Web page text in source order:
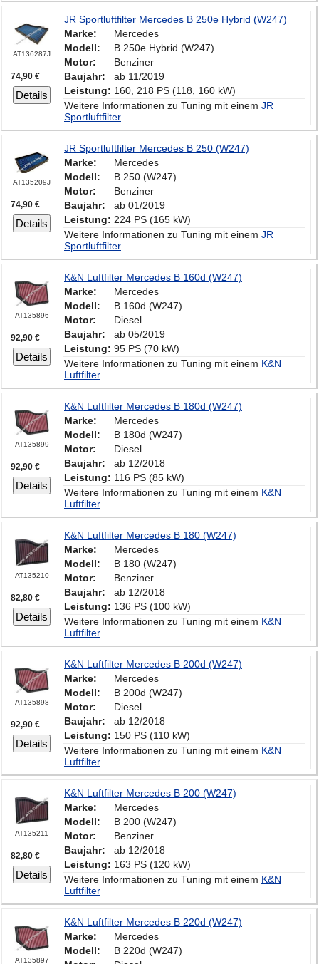
AT136287J
74,90 €
Details
JR Sportluftfilter Mercedes B 250e Hybrid (W247)
Marke:
Mercedes
Modell:
B 250e Hybrid (W247)
Motor:
Benziner
Baujahr:
ab 11/2019
Leistung: 160, 218 PS (118, 160 kW)
Weitere Informationen zu Tuning mit einem JR
Sportluftfilter
AT135209J
74,90 €
Details
JR Sportluftfilter Mercedes B 250 (W247)
Marke:
Mercedes
Modell:
B 250 (W247)
Motor:
Benziner
Baujahr:
ab 01/2019
Leistung: 224 PS (165 kW)
Weitere Informationen zu Tuning mit einem JR
Sportluftfilter
AT135896
92,90 €
Details
K&N Luftfilter Mercedes B 160d (W247)
Marke:
Mercedes
Modell:
B 160d (W247)
Motor:
Diesel
Baujahr:
ab 05/2019
Leistung: 95 PS (70 kW)
Weitere Informationen zu Tuning mit einem K&N
Luftfilter
AT135899
92,90 €
Details
K&N Luftfilter Mercedes B 180d (W247)
Marke:
Mercedes
Modell:
B 180d (W247)
Motor:
Diesel
Baujahr:
ab 12/2018
Leistung: 116 PS (85 kW)
Weitere Informationen zu Tuning mit einem K&N
Luftfilter
AT135210
82,80 €
Details
K&N Luftfilter Mercedes B 180 (W247)
Marke:
Mercedes
Modell:
B 180 (W247)
Motor:
Benziner
Baujahr:
ab 12/2018
Leistung: 136 PS (100 kW)
Weitere Informationen zu Tuning mit einem K&N
Luftfilter
AT135898
92,90 €
Details
K&N Luftfilter Mercedes B 200d (W247)
Marke:
Mercedes
Modell:
B 200d (W247)
Motor:
Diesel
Baujahr:
ab 12/2018
Leistung: 150 PS (110 kW)
Weitere Informationen zu Tuning mit einem K&N
Luftfilter
AT135211
82,80 €
Details
K&N Luftfilter Mercedes B 200 (W247)
Marke:
Mercedes
Modell:
B 200 (W247)
Motor:
Benziner
Baujahr:
ab 12/2018
Leistung: 163 PS (120 kW)
Weitere Informationen zu Tuning mit einem K&N
Luftfilter
AT135897
K&N Luftfilter Mercedes B 220d (W247)
Marke:
Mercedes
Modell:
B 220d (W247)